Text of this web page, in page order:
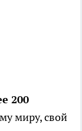
200
миру, свой